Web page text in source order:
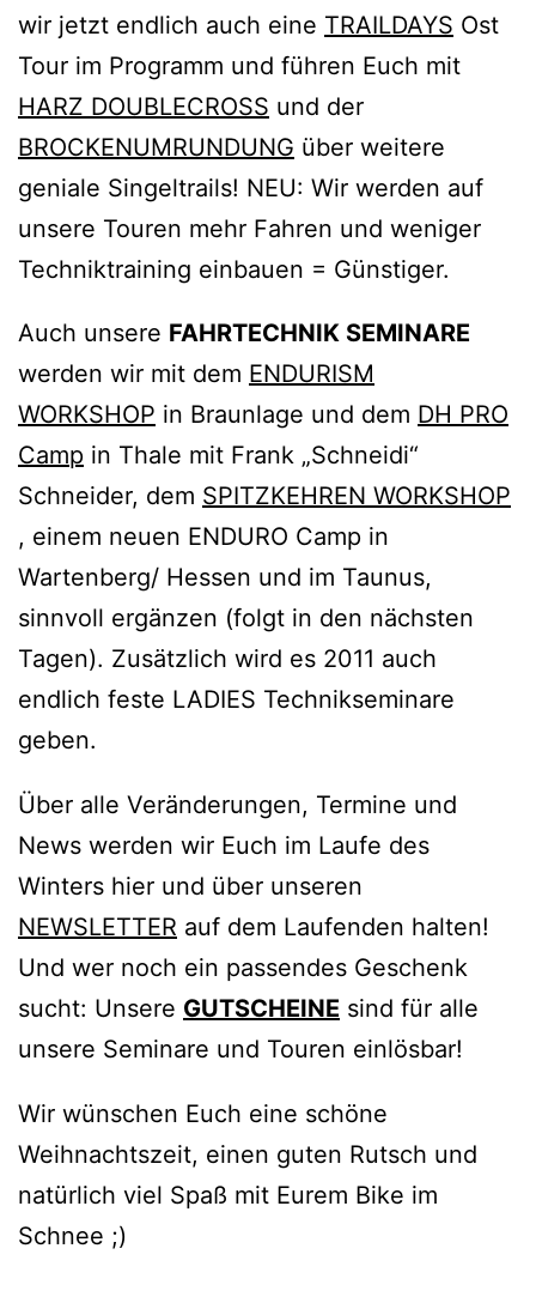
wir jetzt endlich auch eine TRAILDAYS Ost
Tour im Programm und führen Euch mit
HARZ DOUBLECROSS und der
BROCKENUMRUNDUNG über weitere
geniale Singeltrails! NEU: Wir werden auf
unsere Touren mehr Fahren und weniger
Techniktraining einbauen = Günstiger.
Auch unsere FAHRTECHNIK SEMINARE
werden wir mit dem ENDURISM
WORKSHOP in Braunlage und dem DH PRO
Camp in Thale mit Frank „Schneidi“
Schneider, dem SPITZKEHREN WORKSHOP
, einem neuen ENDURO Camp in
Wartenberg/ Hessen und im Taunus,
sinnvoll ergänzen (folgt in den nächsten
Tagen). Zusätzlich wird es 2011 auch
endlich feste LADIES Technikseminare
geben.
Über alle Veränderungen, Termine und
News werden wir Euch im Laufe des
Winters hier und über unseren
NEWSLETTER auf dem Laufenden halten!
Und wer noch ein passendes Geschenk
sucht: Unsere GUTSCHEINE sind für alle
unsere Seminare und Touren einlösbar!
Wir wünschen Euch eine schöne
Weihnachtszeit, einen guten Rutsch und
natürlich viel Spaß mit Eurem Bike im
Schnee ;)